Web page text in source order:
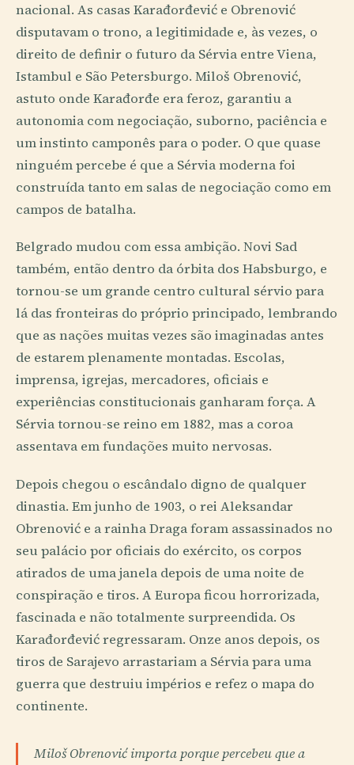
nacional. As casas Karađorđević e Obrenović
disputavam o trono, a legitimidade e, às vezes, o
direito de definir o futuro da Sérvia entre Viena,
Istambul e São Petersburgo. Miloš Obrenović,
astuto onde Karađorđe era feroz, garantiu a
autonomia com negociação, suborno, paciência e
um instinto camponês para o poder. O que quase
ninguém percebe é que a Sérvia moderna foi
construída tanto em salas de negociação como em
campos de batalha.
Belgrado mudou com essa ambição. Novi Sad
também, então dentro da órbita dos Habsburgo, e
tornou-se um grande centro cultural sérvio para
lá das fronteiras do próprio principado, lembrando
que as nações muitas vezes são imaginadas antes
de estarem plenamente montadas. Escolas,
imprensa, igrejas, mercadores, oficiais e
experiências constitucionais ganharam força. A
Sérvia tornou-se reino em 1882, mas a coroa
assentava em fundações muito nervosas.
Depois chegou o escândalo digno de qualquer
dinastia. Em junho de 1903, o rei Aleksandar
Obrenović e a rainha Draga foram assassinados no
seu palácio por oficiais do exército, os corpos
atirados de uma janela depois de uma noite de
conspiração e tiros. A Europa ficou horrorizada,
fascinada e não totalmente surpreendida. Os
Karađorđević regressaram. Onze anos depois, os
tiros de Sarajevo arrastariam a Sérvia para uma
guerra que destruiu impérios e refez o mapa do
continente.
Miloš Obrenović importa porque percebeu que a